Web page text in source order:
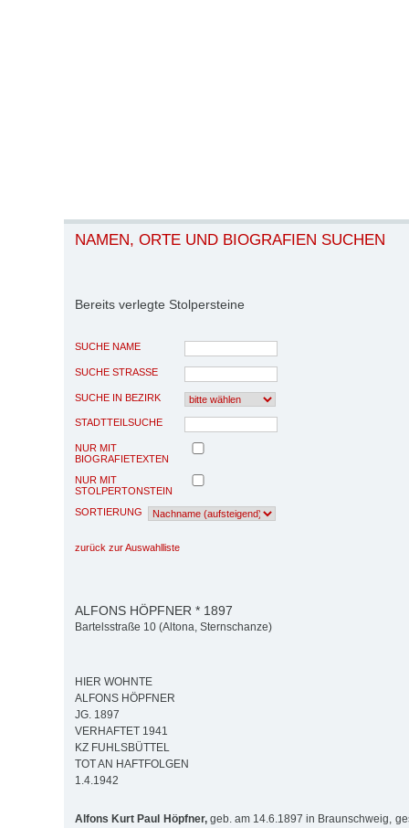
NAMEN, ORTE UND BIOGRAFIEN SUCHEN
Bereits verlegte Stolpersteine
SUCHE NAME
SUCHE STRASSE
SUCHE IN BEZIRK
STADTTEILSUCHE
NUR MIT
BIOGRAFIETEXTEN
NUR MIT
STOLPERTONSTEIN
SORTIERUNG
zurück zur Auswahlliste
ALFONS HÖPFNER * 1897
Bartelsstraße 10 (Altona, Sternschanze)
HIER WOHNTE
ALFONS HÖPFNER
JG. 1897
VERHAFTET 1941
KZ FUHLSBÜTTEL
TOT AN HAFTFOLGEN
1.4.1942
Alfons Kurt Paul Höpfner,geb. am 14.6.1897 in Braunschweig,